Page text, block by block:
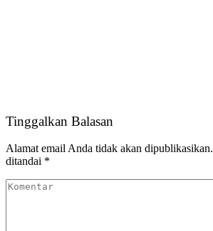
Tinggalkan Balasan
Alamat email Anda tidak akan dipublikasikan.
ditandai *